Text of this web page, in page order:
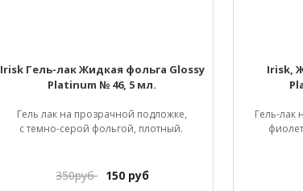
Irisk Гель-лак Жидкая фольга Glossy
Platinum № 46, 5 мл.
Гель лак на прозрачной подложке,
с темно-серой фольгой, плотный.
350руб 150руб
Irisk,
Гель-лак